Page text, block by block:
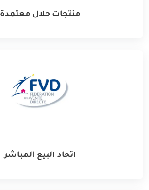
منتجات حلال معتمدة
اتحاد البيع المباشر